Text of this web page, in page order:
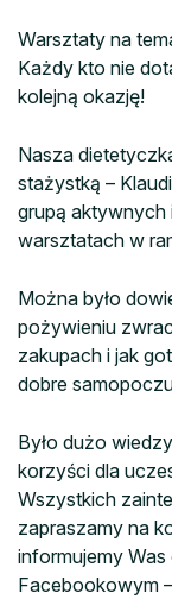
Warsztaty na
Każdy kto nie
kolejną okazję!
Nasza
stażystką –
grupą aktywnych
warsztatach w
Można było
pożywieniu
zakupach i jak
dobre
Było dużo
korzyści dla
Wszystkich
zapraszamy na
informujemy
Facebookowym